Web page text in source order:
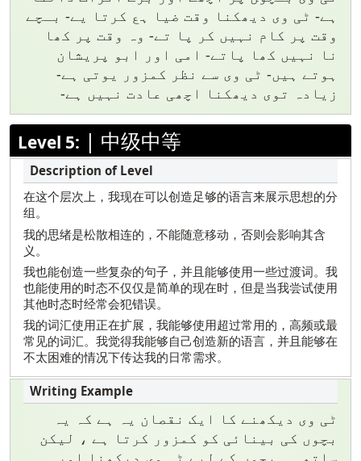
ہے- ٹی وی دیھکنا وقت ضیا ہع کرتا یے- بـچے
وقت پر کام نہیں کر پا تے- وہ وقت پر کھا
نا نہیں کھا پاتے- امی اور ابو پریشان
ہوتے ہیں- ٹی وی سے نظر کمزور یوتی ہے-
زیادہ توی دیھکنا اچھی عادت نہیں ہے-
Level 5: | 中级中等
在这个层次上，我现在可以创造足够的语言来展示思想的分
组。
我的思绪是松散相连的，不能随意移动，否则会影响其含
义。
我也能创造一些复杂的句子，并且能够使用一些过渡词。我
也能使用的时态不仅仅是简单的现在时，但是当我尝试使用
其他时态时经常会犯错误。
我的词汇使用正在扩展，我能够使用超过常用的，高频或最
常见的词汇。我觉得我能够自己创造新的语言，并且能够在
不太困难的情况下传达我的日常需求。
ٹی وی دیکھنے کا ایک نقصان یہ ہے کہ یہ
بچوں کی بینائی کو کمزور کرتا ہے ، لیکن